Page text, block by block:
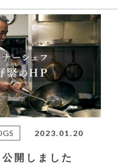
2023.01.20
開しました